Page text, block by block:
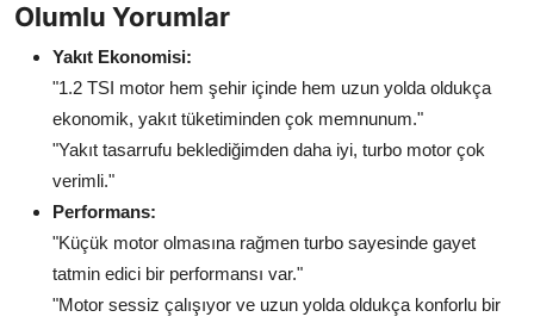
Olumlu Yorumlar
Yakıt Ekonomisi:
"1.2 TSI motor hem şehir içinde hem uzun yolda oldukça
ekonomik, yakıt tüketiminden çok memnunum."
"Yakıt tasarrufu beklediğimden daha iyi, turbo motor çok
verimli."
Performans:
"Küçük motor olmasına rağmen turbo sayesinde gayet
tatmin edici bir performansı var."
"Motor sessiz çalışıyor ve uzun yolda oldukça konforlu bir